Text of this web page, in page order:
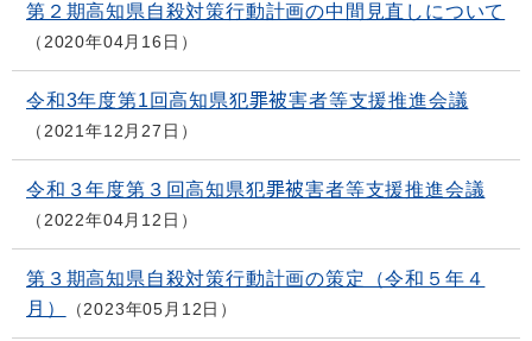
第２期高知県自殺対策行動計画の中間見直しについて
2020年04月16日
令和3年度第1回高知県犯罪被害者等支援推進会議
2021年12月27日
令和３年度第３回高知県犯罪被害者等支援推進会議
2022年04月12日
第３期高知県自殺対策行動計画の策定（令和５年４
月）
2023年05月12日